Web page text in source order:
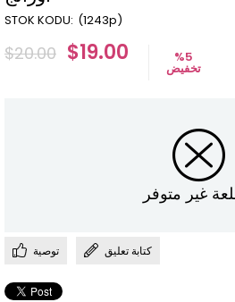
(1243p)
$20.00 $19.00 %5
تخفيض
غير متوفر
توصية كتابة تعليق